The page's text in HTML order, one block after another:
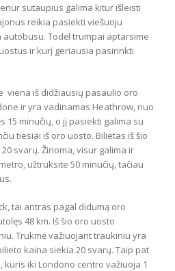
sutaupius galima kitur išleisti
reikia pasiekti viešuoju
Todėl trumpai aptarsime
ir kurį geriausia pasirinkti
viena iš didžiausių pasaulio oro
ir yra vadinamas Heathrow, nuo
15 minučių, o jį pasiekti galima su
tiesiai iš oro uosto. Bilietas iš šio
svarų. Žinoma, visur galima ir
užtruksite 50 minučių, tačiau
tai antras pagal didumą oro
48 km. Iš šio oro uosto
Trukmė važiuojant traukiniu yra
kaina siekia 20 svarų. Taip pat
kuris iki Londono centro važiuoja 1